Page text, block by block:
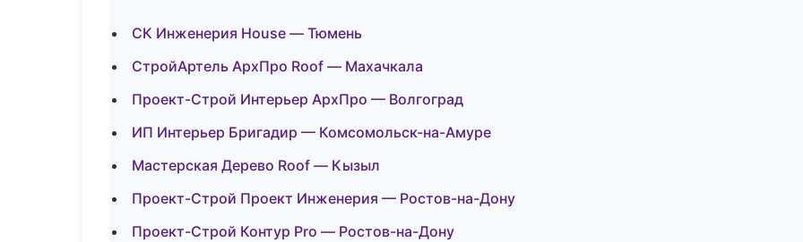
СК Инженерия House — Тюмень
СтройАртель АрхПро Roof — Махачкала
Проект-Строй Интерьер АрхПро — Волгоград
ИП Интерьер Бригадир — Комсомольск-на-Амуре
Мастерская Дерево Roof — Кызыл
Проект-Строй Проект Инженерия — Ростов-на-Дону
Проект-Строй Контур Pro — Ростов-на-Дону